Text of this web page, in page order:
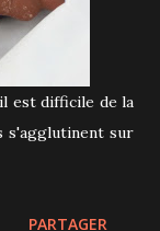
est difficile de la
s'agglutinent sur
PARTAGER